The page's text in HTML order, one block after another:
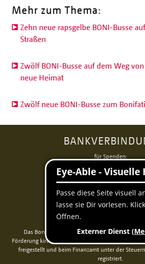
Mehr zum Thema:
Zehn neue rapsgelbe BONI-Busse
Straßen
Zwölf BONI-Busse auf dem Weg
neue Heimat
Zwölf neue BONI-Busse zum
für Spenden:
IBAN DE 70 3706 0193 1050
für Rechnungen (BoniService
IBAN DE92 3706 0193 1050
Das Bonifatiuswerk der deutschen Katholiken
Förderung kirchlicher Zwecke von der
freigestellt und beim Finanzamt unter der
registriert.